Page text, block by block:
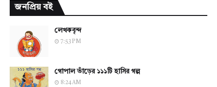
জনপ্রিয় বই
লেখকবৃন্দ
7:53 PM
গোপাল ভাঁড়ের ১১১টি হাসির গল্প
8:24 AM